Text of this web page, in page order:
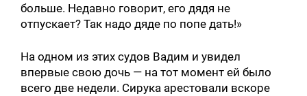
больше. Недавно говорит, его дядя не
отпускает? Так надо дяде по попе дать!»
На одном из этих судов Вадим и увидел
впервые свою дочь — на тот момент ей было
всего две недели. Сирука арестовали вскоре